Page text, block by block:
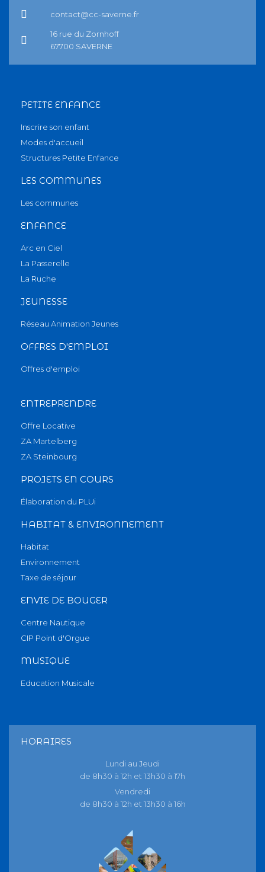
contact@cc-saverne.fr
16 rue du Zornhoff
67700 SAVERNE
PETITE ENFANCE
Inscrire son enfant
Modes d'accueil
Structures Petite Enfance
LES COMMUNES
Les communes
ENFANCE
Arc en Ciel
La Passerelle
La Ruche
JEUNESSE
Réseau Animation Jeunes
OFFRES D'EMPLOI
Offres d'emploi
ENTREPRENDRE
Offre Locative
ZA Martelberg
ZA Steinbourg
PROJETS EN COURS
Élaboration du PLUi
HABITAT & ENVIRONNEMENT
Habitat
Environnement
Taxe de séjour
ENVIE DE BOUGER
Centre Nautique
CIP Point d'Orgue
MUSIQUE
Education Musicale
HORAIRES
Lundi au Jeudi
de 8h30 à 12h et 13h30 à 17h
Vendredi
de 8h30 à 12h et 13h30 à 16h